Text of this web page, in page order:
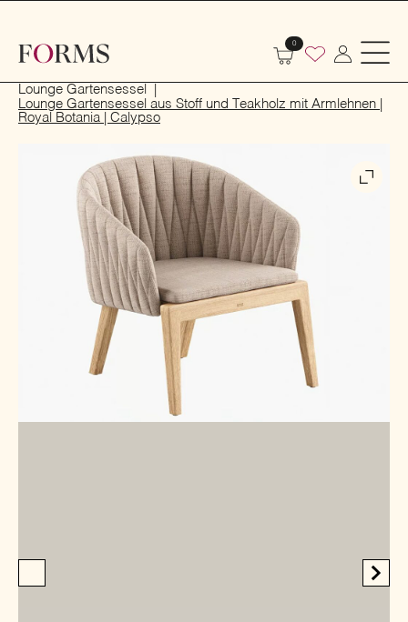
0
Lounge Gartensessel
Lounge Gartensessel aus Stoff und Teakholz mit Armlehnen |
Royal Botania | Calypso